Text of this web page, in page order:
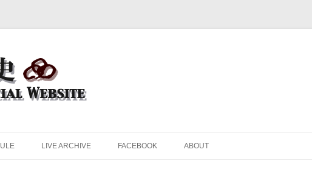
ィシャル・ウェブサイト＜Masafumi
LIVE ARCHIVE FACEBOOK ABOUT